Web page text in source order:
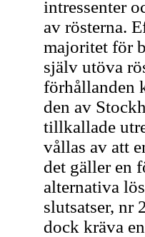
intressenter
av rösterna.
majoritet för
själv utöva
förhållanden
den av
tillkallade
vållas av att
det gäller en
alternativa
slutsatser, nr
dock kräva